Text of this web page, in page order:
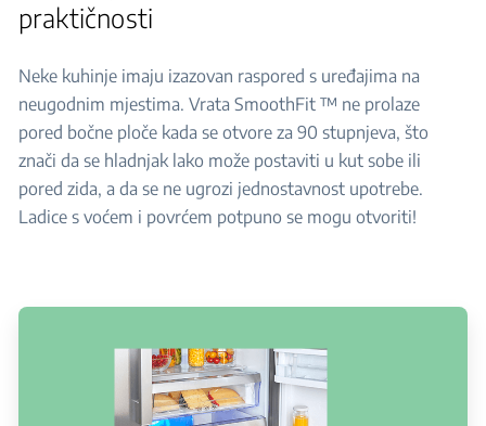
praktičnosti
Neke kuhinje imaju izazovan raspored s uređajima na
neugodnim mjestima. Vrata SmoothFit ™ ne prolaze
pored bočne ploče kada se otvore za 90 stupnjeva, što
znači da se hladnjak lako može postaviti u kut sobe ili
pored zida, a da se ne ugrozi jednostavnost upotrebe.
Ladice s voćem i povrćem potpuno se mogu otvoriti!